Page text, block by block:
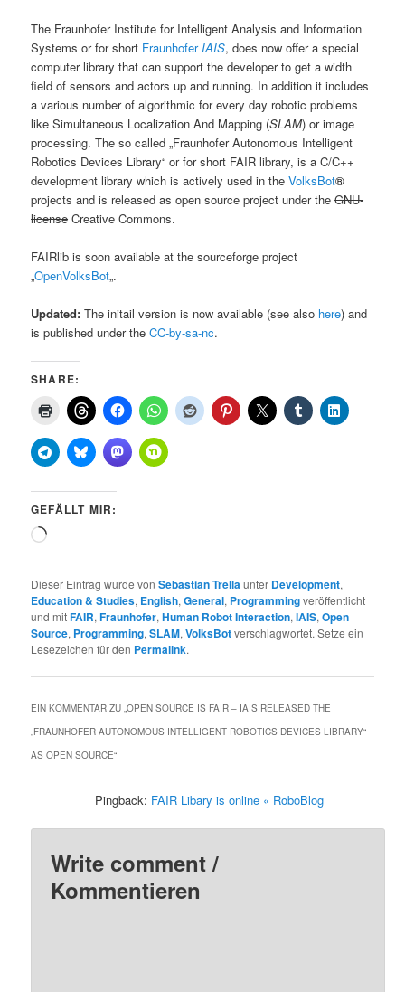
The Fraunhofer Institute for Intelligent Analysis and Information
Systems or for short Fraunhofer IAIS, does now offer a special
computer library that can support the developer to get a width
field of sensors and actors up and running. In addition it includes
a various number of algorithmic for every day robotic problems
like Simultaneous Localization And Mapping (SLAM) or image
processing. The so called „Fraunhofer Autonomous Intelligent
Robotics Devices Library“ or for short FAIR library, is a C/C++
development library which is actively used in theVolksBot®
projects and is released as open source project under theGNU-
license Creative Commons.
FAIRlib is soon available at the sourceforge project
„OpenVolksBot„.
Updated: The initail version is now available (see also here) and
is published under theCC-by-sa-nc.
SHARE:
GEFÄLLT MIR:
Wird
Dieser Eintrag wurde vonSebastian Trellaunter Development,
Education & Studies, English,General, Programmingveröffentlicht
und mitFAIR,Fraunhofer,Human Robot Interaction,IAIS,Open
Source, Programming,SLAM,VolksBotverschlagwortet. Setze ein
Lesezeichen für den Permalink.
EIN KOMMENTAR ZU „OPEN SOURCE IS FAIR – IAIS RELEASED THE
„FRAUNHOFER AUTONOMOUS INTELLIGENT ROBOTICS DEVICES LIBRARY“
AS OPEN SOURCE“
Pingback: FAIR Libary is online « RoboBlog
Write comment /
Kommentieren